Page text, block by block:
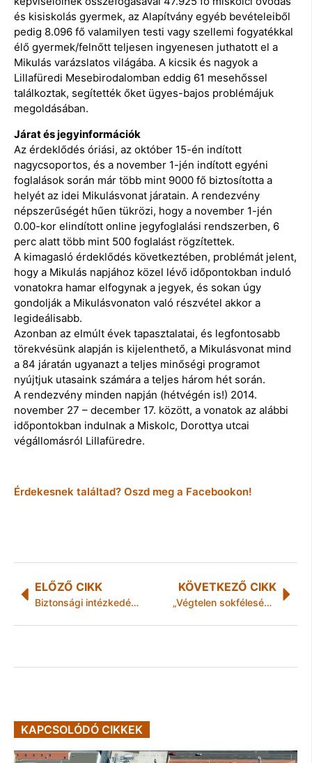
és kisiskolás gyermek, az Alapítvány egyéb bevételeiből
pedig 8.096 fő valamilyen testi vagy szellemi fogyatékkal
élő gyermek/felnőtt teljesen ingyenesen juthatott el a
Mikulás varázslatos világába. A kicsik és nagyok a
Lillafüredi Mesebirodalomban eddig 61 mesehőssel
találkoztak, segítették őket ügyes-bajos problémájuk
megoldásában.
Járat és jegyinformációk
Az érdeklődés óriási, az október 15-én indított
nagycsoportos, és a november 1-jén indított egyéni
foglalások során már több mint 9000 fő biztosította a
helyét az idei Mikulásvonat járatain. A rendezvény
népszerűségét hűen tükrözi, hogy a november 1-jén
0.00-kor elindított online jegyfoglalási rendszerben, 6
perc alatt több mint 500 foglalást rögzítettek.
A kimagasló érdeklődés következtében, problémát jelent,
hogy a Mikulás napjához közel lévő időpontokban induló
vonatokra hamar elfogynak a jegyek, és sokan úgy
gondolják a Mikulásvonaton való részvétel akkor a
legideálisabb.
Azonban az elmúlt évek tapasztalatai, és legfontosabb
törekvésünk alapján is kijelenthető, a Mikulásvonat mind
a 84 járatán ugyanazt a teljes minőségi programot
nyújtjuk utasaink számára a teljes három hét során.
A rendezvény minden napján (hétvégén is!) 2014.
november 27 – december 17. között, a vonatok az alábbi
időpontokban indulnak a Miskolc, Dorottya utcai
végállomásról Lillafüredre.
Érdekesnek találtad? Oszd meg a Facebookon!
ELŐZŐ CIKK
Biztonsági intézkedés Ózdon
KÖVETKEZŐ CIKK
„Végtelen sokféleség-a rovarok birodalma”
KAPCSOLÓDÓ CIKKEK